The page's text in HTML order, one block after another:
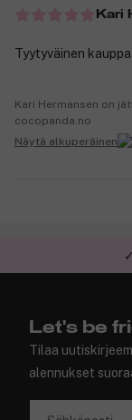
Kari
Tyytyväinen
Kari Hermansen on
cocopanda.no
Näytä alkuperäinen
Let's be
Tilaa
alennukset